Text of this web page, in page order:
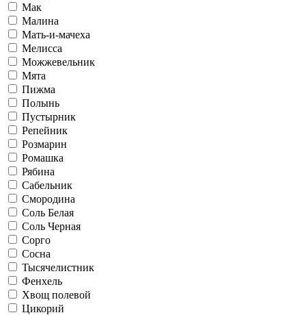
Мак
Малина
Мать-и-мачеха
Мелисса
Можжевельник
Мята
Пижма
Полынь
Пустырник
Репейник
Розмарин
Ромашка
Рябина
Сабельник
Смородина
Соль Белая
Соль Черная
Сорго
Сосна
Тысячелистник
Фенхель
Хвощ полевой
Цикорий